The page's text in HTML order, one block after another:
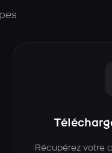
Récupérez votre